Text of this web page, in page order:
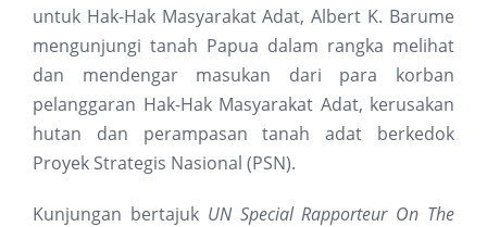
untuk Hak-Hak Masyarakat Adat, Albert K. Barume
mengunjungi tanah Papua dalam rangka melihat
dan mendengar masukan dari para korban
pelanggaran Hak-Hak Masyarakat Adat, kerusakan
hutan dan perampasan tanah adat berkedok
Proyek Strategis Nasional (PSN).
Kunjungan bertajuk UN Special Rapporteur On The